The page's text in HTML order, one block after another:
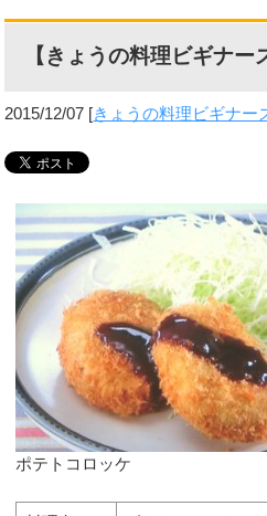
【きょうの料理ビギナ
2015/12/07 [きょうの料理ビギナー
ポテトコロッケ